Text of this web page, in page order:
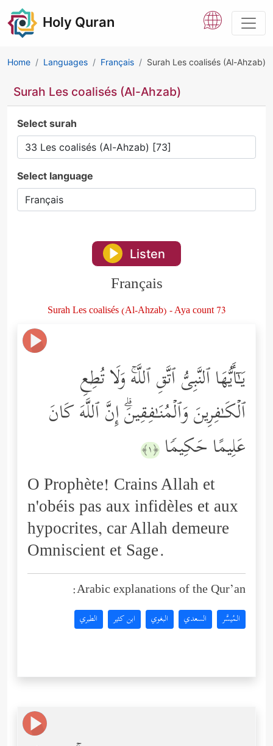
Holy Quran
Home Languages Français Surah Les coalisés (Al-Ahzab)
Surah Les coalisés (Al-Ahzab)
Select surah
Select language
Listen
Français
Surah Les coalisés (Al-Ahzab) - Aya count 73
یَـٰۤأَیُّهَا ٱلنَّبِیُّ ٱتَّقِ ٱللَّهۚ وَلَا تُطِعِ
ٱلۡكَـٰفِرِینَ وَٱلۡمُنَـٰفِقِینَۗ إِنَّ ٱللَّهَ كَانَ
عَلِیمًا حَكِیمࣰا ﴿١﴾
O Prophète! Crains Allah et
n'obéis pas aux infidèles et aux
hypocrites, car Allah demeure
Omniscient et Sage.
Arabic explanations of the Qur’an:
المُيسَّر السعدي البغوي ابن كثير الطبري